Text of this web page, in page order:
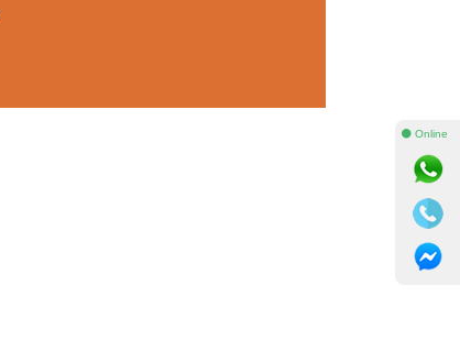
⚫ Online